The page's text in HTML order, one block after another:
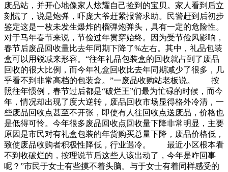
废品站，并开心地像家人炫耀自己捡到的宝贝。家人看到后立
刻慌了，说是炮弹，吓庞大爷赶紧报警求助。民警赶到后初步
鉴定这是一枚未发生爆炸的榴弹炮弹头，具有一定的危险性。
对于马年春节来说，节俭过年贯穿始终。因为受节俭风影响，
春节后废品回收量比去年同期下降了%左右。其中，礼品包装
盒可以用锐减来形容。“往年礼品包装盒的回收就占到了废品
回收的很大比例，而今年礼盒回收比去年同期减少了很多，几
乎看不到非常高档的包装盒。”一废品收购站老板说。 按
照往年惯例，春节过后都是“破烂王”们最为忙碌的时候，而今
年，情况却出现了度大逆转，废品回收市场显得格外冷清，一
些废品回收点甚至不开张，即使有人往回收点送废品，价格也
是低得可怜。今年很多废品回收点回收量下降非常明显，主要
原因是市民对有礼盒包装的年货购买总量下降，废品价格低，
致使废品收购者积极性降低，行业遇冷。 最近小区根本看
不到收破烂的，按理说节后这些人该出动了，今年是咋回事
呢？”市民于女士有些摸不着头脑。与于女士有着同样感受的